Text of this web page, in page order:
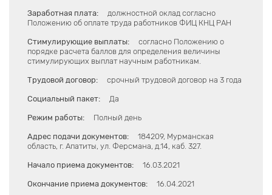
Заработная плата:
должностной оклад согласно
Положению об оплате труда работников ФИЦ КНЦ РАН
Стимулирующие выплаты:
согласно Положению о
порядке расчета баллов для определения величины
стимулирующих выплат научным работникам.
Трудовой договор: срочный трудовой договор на 3 года
Социальный пакет: Да
Режим работы: Полный день
Адрес подачи документов:
184209, Мурманская
область, г. Апатиты, ул. Ферсмана, д.14, каб. 327.
Начало приема документов: 16.03.2021
Окончание приема документов: 16.04.2021